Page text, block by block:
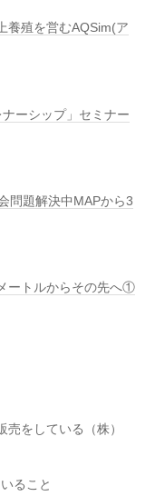
養殖を営むAQSim(ア
ーシップ」セミナー
問題解決中MAPから3
ートルからその先へ①
売をしている（株）
ること